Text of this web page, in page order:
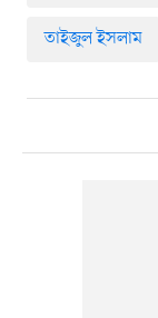
তাইজুল ইসলাম